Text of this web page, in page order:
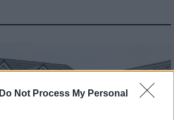
Do Not Process My Personal